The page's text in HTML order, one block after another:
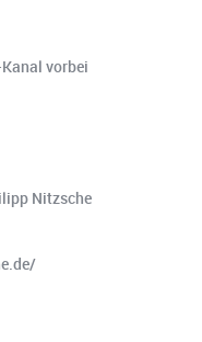
vorbei
Nitzsche